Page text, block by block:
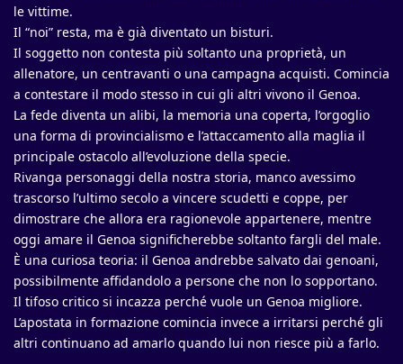
le vittime.
Il “noi” resta, ma è già diventato un bisturi.
Il soggetto non contesta più soltanto una proprietà, un
allenatore, un centravanti o una campagna acquisti. Comincia
a contestare il modo stesso in cui gli altri vivono il Genoa.
La fede diventa un alibi, la memoria una coperta, l’orgoglio
una forma di provincialismo e l’attaccamento alla maglia il
principale ostacolo all’evoluzione della specie.
Rivanga personaggi della nostra storia, manco avessimo
trascorso l’ultimo secolo a vincere scudetti e coppe, per
dimostrare che allora era ragionevole appartenere, mentre
oggi amare il Genoa significherebbe soltanto fargli del male.
È una curiosa teoria: il Genoa andrebbe salvato dai genoani,
possibilmente affidandolo a persone che non lo sopportano.
Il tifoso critico si incazza perché vuole un Genoa migliore.
L’apostata in formazione comincia invece a irritarsi perché gli
altri continuano ad amarlo quando lui non riesce più a farlo.